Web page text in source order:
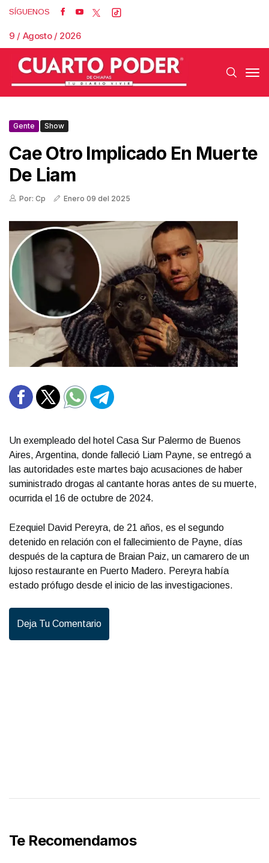
SÍGUENOS
9 / Agosto / 2026
Gente Show
Cae Otro Implicado En Muerte
De Liam
Por: Cp Enero 09 del 2025
Un exempleado del hotel Casa Sur Palermo de Buenos
Aires, Argentina, donde falleció Liam Payne, se entregó a
las autoridades este martes bajo acusaciones de haber
suministrado drogas al cantante horas antes de su muerte,
ocurrida el 16 de octubre de 2024.
Ezequiel David Pereyra, de 21 años, es el segundo
detenido en relación con el fallecimiento de Payne, días
después de la captura de Braian Paiz, un camarero de un
lujoso restaurante en Puerto Madero. Pereyra había
estado prófugo desde el inicio de las investigaciones.
Deja Tu Comentario
Te Recomendamos